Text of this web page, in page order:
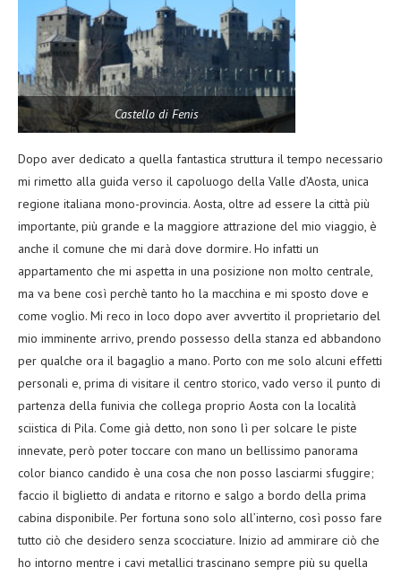
Castello di Fenis
Dopo aver dedicato a quella fantastica struttura il tempo necessario
mi rimetto alla guida verso il capoluogo della Valle d’Aosta, unica
regione italiana mono-provincia. Aosta, oltre ad essere la città più
importante, più grande e la maggiore attrazione del mio viaggio, è
anche il comune che mi darà dove dormire. Ho infatti un
appartamento che mi aspetta in una posizione non molto centrale,
ma va bene così perchè tanto ho la macchina e mi sposto dove e
come voglio. Mi reco in loco dopo aver avvertito il proprietario del
mio imminente arrivo, prendo possesso della stanza ed abbandono
per qualche ora il bagaglio a mano. Porto con me solo alcuni effetti
personali e, prima di visitare il centro storico, vado verso il punto di
partenza della funivia che collega proprio Aosta con la località
sciistica di Pila. Come già detto, non sono lì per solcare le piste
innevate, però poter toccare con mano un bellissimo panorama
color bianco candido è una cosa che non posso lasciarmi sfuggire;
faccio il biglietto di andata e ritorno e salgo a bordo della prima
cabina disponibile. Per fortuna sono solo all’interno, così posso fare
tutto ciò che desidero senza scocciature. Inizio ad ammirare ciò che
ho intorno mentre i cavi metallici trascinano sempre più su quella